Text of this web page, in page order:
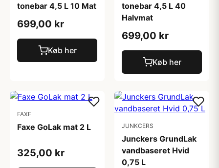
tonebar 4,5 L 10 Mat
699,00 kr
Køb her
tonebar 4,5 L 40
Halvmat
699,00 kr
Køb her
FAXE
Faxe GoLak mat 2 L
325,00 kr
JUNKCERS
Junckers GrundLak
vandbaseret Hvid
0,75 L